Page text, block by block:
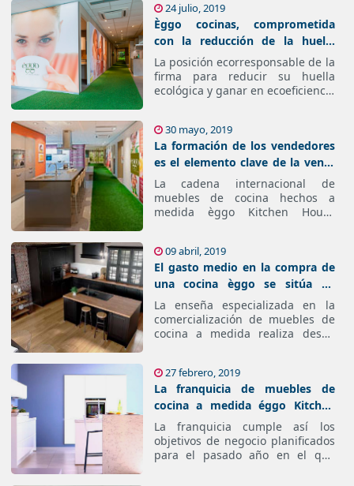
24 julio, 2019
Èggo cocinas, comprometida
con la reducción de la huella
ecológica en el ciclo de vida del
mueble
La posición ecorresponsable de la
firma para reducir su huella
ecológica y ganar en ecoeficiencia
cada uno de sus procedimientos
30 mayo, 2019
La formación de los vendedores
es el elemento clave de la venta
experiencial en las tiendas de
cocina èggo
La cadena internacional de
muebles de cocina hechos a
medida èggo Kitchen House
durante su primer año.
09 abril, 2019
El gasto medio en la compra de
una cocina èggo se sitúa en
6.400 euros, 100 más que el año
anterior
La enseña especializada en la
comercialización de muebles de
cocina a medida realiza desde
puntos de venta para conocer el
comportamiento de los usuarios,
así como detectar sus
preferencias e incorporarlas en
su catálogo.
27 febrero, 2019
La franquicia de muebles de
cocina a medida éggo Kitchen
House supera los 7 millones de
facturación
La franquicia cumple así los
objetivos de negocio planificados
para el pasado año en el que